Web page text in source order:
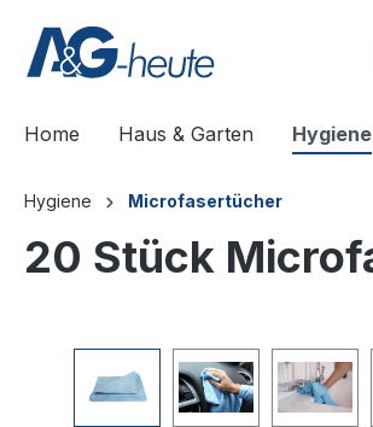
springen
Home Haus & Garten Hygiene
Hygiene Microfasertücher
20 Stück